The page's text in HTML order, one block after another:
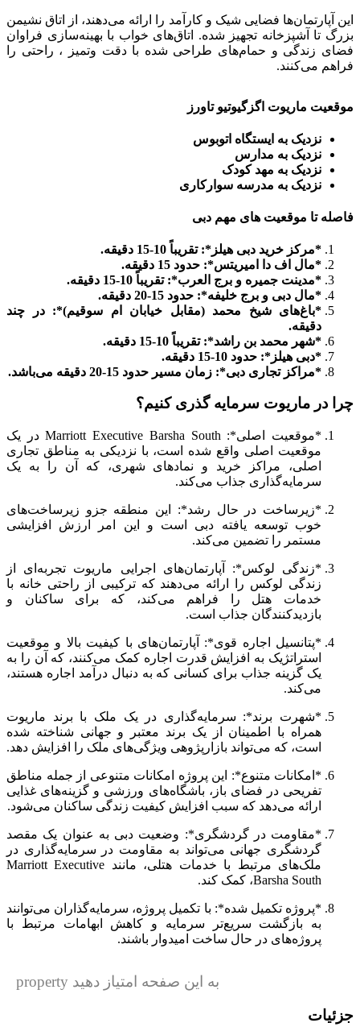
این آپارتمان‌ها فضایی شیک و کارآمد را ارائه می‌دهند، از اتاق نشیمن
بزرگ تا آشپزخانه تجهیز شده. اتاق‌های خواب با بهینه‌سازی فراوان
فضای زندگی و حمام‌های طراحی شده با دقت وتمیز ، راحتی را
فراهم می‌کنند.
موقعیت ماریوت اگزگیوتیو تاورز
نزدیک به ایستگاه اتوبوس
نزدیک به مدارس
نزدیک به مهد کودک
نزدیک به مدرسه سوارکاری
فاصله تا موقعیت های مهم دبی
*مرکز خرید دبی هیلز*: تقریباً 10-15 دقیقه.
*مال اف دا امیریتس*: حدود 15 دقیقه.
*مدینت جمیره و برج العرب*: تقریباً 10-15 دقیقه.
*مال دبی و برج خلیفه*: حدود 15-20 دقیقه.
*باغ‌های شیخ محمد (مقابل خیابان ام سوقیم)*: در چند
دقیقه.
*شهر محمد بن راشد*: تقریباً 10-15 دقیقه.
*دبی هیلز*: حدود 10-15 دقیقه.
*مراکز تجاری دبی*: زمان مسیر حدود 15-20 دقیقه می‌باشد.
چرا در ماریوت سرمایه گذری کنیم؟
*موقعیت اصلی*: Marriott Executive Barsha South در یک
موقعیت اصلی واقع شده است، با نزدیکی به مناطق تجاری
اصلی، مراکز خرید و نمادهای شهری، که آن را به یک
سرمایه‌گذاری جذاب می‌کند.
*زیرساخت در حال رشد*: این منطقه جزو زیرساخت‌های
خوب توسعه یافته دبی است و این امر ارزش افزایشی
مستمر را تضمین می‌کند.
*زندگی لوکس*: آپارتمان‌های اجرایی ماریوت تجربه‌ای از
زندگی لوکس را ارائه می‌دهند که ترکیبی از راحتی خانه با
خدمات هتل را فراهم می‌کند، که برای ساکنان و
بازدیدکنندگان جذاب است.
*پتانسیل اجاره قوی*: آپارتمان‌های با کیفیت بالا و موقعیت
استراتژیک به افزایش قدرت اجاره کمک می‌کنند، که آن را به
یک گزینه جذاب برای کسانی که به دنبال درآمد اجاره هستند،
می‌کند.
*شهرت برند*: سرمایه‌گذاری در یک ملک با برند ماریوت
همراه با اطمینان از یک برند معتبر و جهانی شناخته شده
است، که می‌تواند بازارپژوهی ویژگی‌های ملک را افزایش دهد.
*امکانات متنوع*: این پروژه امکانات متنوعی از جمله مناطق
تفریحی در فضای باز، باشگاه‌های ورزشی و گزینه‌های غذایی
ارائه می‌دهد که سبب افزایش کیفیت زندگی ساکنان می‌شود.
*مقاومت در گردشگری*: وضعیت دبی به عنوان یک مقصد
گردشگری جهانی می‌تواند به مقاومت در سرمایه‌گذاری در
ملک‌های مرتبط با خدمات هتلی، مانند Marriott Executive
Barsha South، کمک کند.
*پروژه تکمیل شده*: با تکمیل پروژه، سرمایه‌گذاران می‌توانند
به بازگشت سریع‌تر سرمایه و کاهش ابهامات مرتبط با
پروژه‌های در حال ساخت امیدوار باشند.
به این صفحه امتیاز دهید property
جزئیات